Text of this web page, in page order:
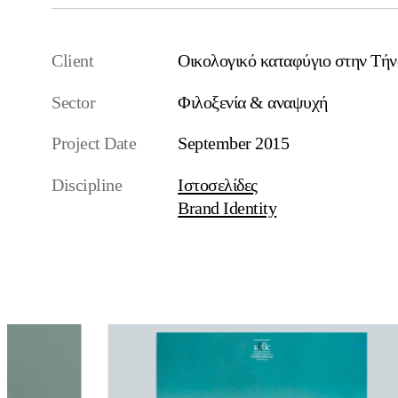
Client Οικολογικό καταφύγιο στην
Sector Φιλοξενία & αναψυχή
Project Date September 2015
Discipline
Ιστοσελίδες
Brand Identity